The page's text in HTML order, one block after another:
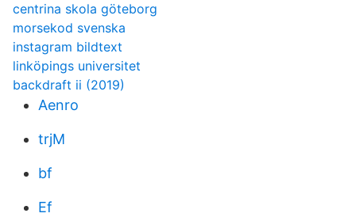
centrina skola göteborg
morsekod svenska
instagram bildtext
linköpings universitet
backdraft ii (2019)
Aenro
trjM
bf
Ef